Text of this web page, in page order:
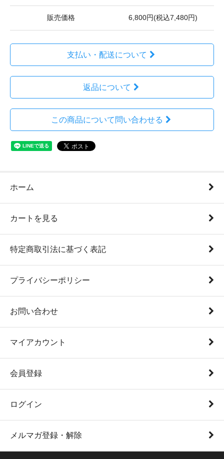
販売価格 6,800円(税込7,480円)
支払い・配送について
返品について
この商品について問い合わせる
ホーム
カートを見る
特定商取引法に基づく表記
プライバシーポリシー
お問い合わせ
マイアカウント
会員登録
ログイン
メルマガ登録・解除